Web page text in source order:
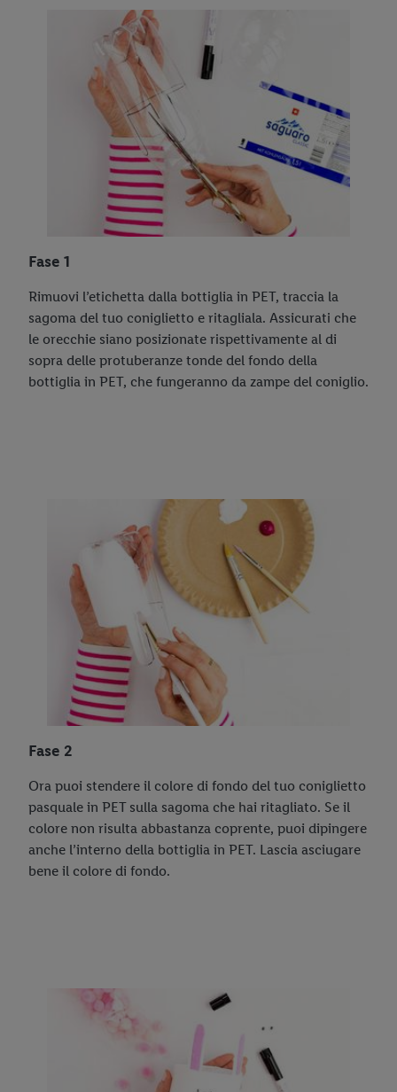
Fase 1
Rimuovi l’etichetta dalla bottiglia in PET, traccia la
sagoma del tuo coniglietto e ritagliala. Assicurati che
le orecchie siano posizionate rispettivamente al di
sopra delle protuberanze tonde del fondo della
bottiglia in PET, che fungeranno da zampe del coniglio.
Fase 2
Ora puoi stendere il colore di fondo del tuo coniglietto
pasquale in PET sulla sagoma che hai ritagliato. Se il
colore non risulta abbastanza coprente, puoi dipingere
anche l’interno della bottiglia in PET. Lascia asciugare
bene il colore di fondo.